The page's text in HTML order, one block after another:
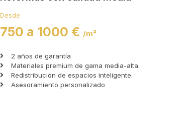
Desde
750 a 1000 € /m²
2 años de garantía
Materiales premium de gama media-alta.
Redistribución de espacios inteligente.
Asesoramiento personalizado